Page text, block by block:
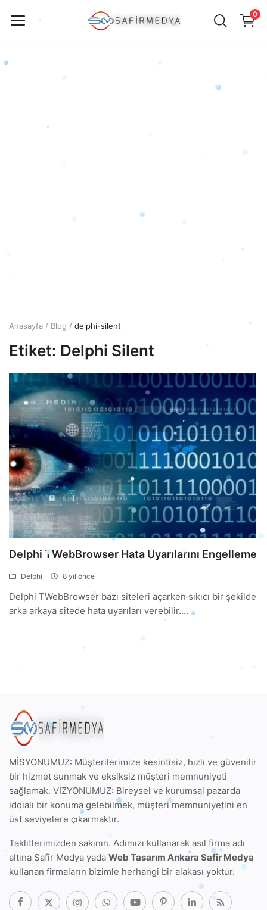
0
Türkçe TRY (₺)
Anasayfa Blog delphi-silent
Etiket: Delphi Silent
Delphi TWebBrowser Hata Uyarılarını Engelleme
Delphi 8 yıl önce
Delphi TWebBrowser bazı siteleri açarken sıkıcı bir şekilde
arka arkaya sitede hata uyarıları verebilir....
MİSYONUMUZ: Müşterilerimize kesintisiz, hızlı ve güvenilir
bir hizmet sunmak ve eksiksiz müşteri memnuniyeti
sağlamak. VİZYONUMUZ: Bireysel ve kurumsal pazarda
iddialı bir konuma gelebilmek, müşteri memnuniyetini en
üst seviyelere çıkarmaktır.
Taklitlerimizden sakının. Adımızı kullanarak asıl firma adı
altına Safir Medya yada Web Tasarım Ankara Safir Medya
kullanan firmaların bizimle herhangi bir alakası yoktur.